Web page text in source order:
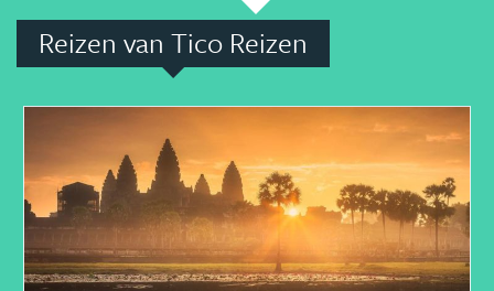
Reizen van Tico Reizen